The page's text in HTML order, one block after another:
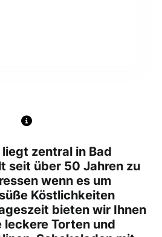
zentral in Bad
seit über 50 Jahren zu
wenn es um
Köstlichkeiten
bieten wir Ihnen
leckere Torten und